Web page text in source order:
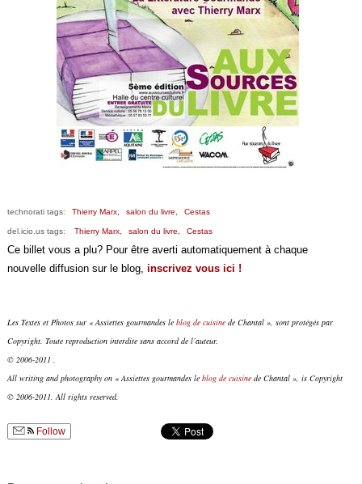
technorati tags: Thierry Marx, salon du livre, Cestas
del.icio.us tags: Thierry Marx, salon du livre, Cestas
Ce billet vous a plu? Pour être averti automatiquement à chaque
nouvelle diffusion sur le blog, inscrivez vous ici !
Les Textes et Photos sur « Assiettes gourmandes le blog de cuisinede Chantal », sont protégés par
Copyright. Toute reproduction interdite sans accord de l’auteur.
© 2006-2011 .
All writing and photography on « Assiettes gourmandes le blog de cuisinede Chantal », is Copyright
© 2006-2011. All rights reserved.
Follow